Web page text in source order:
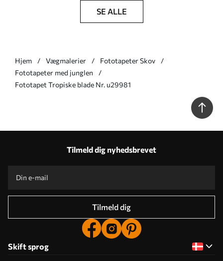
SE ALLE
Hjem Vægmalerier
Fototapeter Skov
Fototapeter med junglen
Fototapet Tropiske blade Nr. u29981
Tilmeld dig nyhedsbrevet
Tilmeld dig
Skift sprog